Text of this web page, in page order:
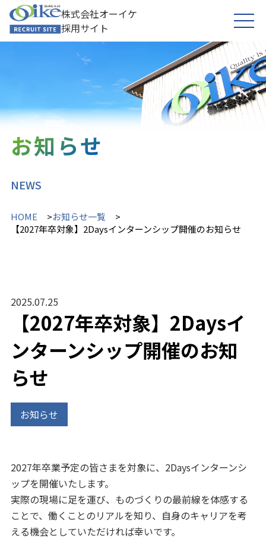
株式会社オーイケ
採用サイト
お知らせ
NEWS
HOME
お知らせ一覧
【2027年卒対象】2Daysインターンシップ開催のお知らせ
2025.07.25
【2027年卒対象】2Daysイ
ンターンシップ開催のお知
らせ
お知らせ
2027年卒業予定の皆さまを対象に、2Daysインターンシ
ップを開催いたします。
実際の現場に足を運び、ものづくりの最前線を体感する
ことで、働くことのリアルを知り、自身のキャリアを考
える機会としていただければ幸いです。